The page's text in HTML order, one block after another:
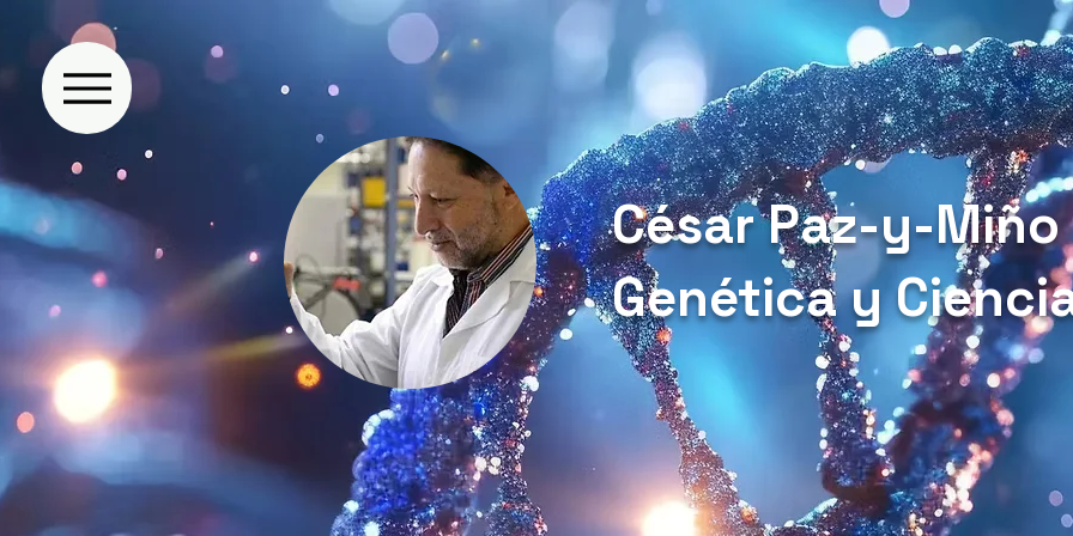
César Paz-y-Miño
Genética y